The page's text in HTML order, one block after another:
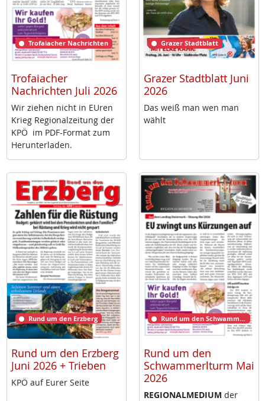
Trofaiacher Nachrichten
Trofaiacher
Nachrichten Juli 2026
Wir zie­hen nicht in EU­ren
Krieg Re­gio­nal­zei­tung der
KPÖ im PDF-For­mat zum
Her­un­ter­la­den.
Grazer Stadtblatt
Grazer Stadtblatt Juni
2026
Das weiß man wen man
wählt
Rund um den Erzberg
Rund um den Erzberg
Juni 2026 + Trieben
KPÖ auf Eu­rer Sei­te
Rund um den Schwammerlturm
Rund um den
Schwammerlturm Mai
2026
RE­GIO­NAL­ME­DI­UM der